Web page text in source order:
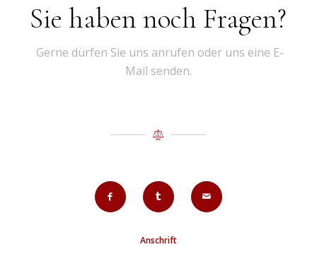
Sie haben noch Fragen?
Gerne dürfen Sie uns anrufen oder uns eine E-
Mail senden.
Anschrift